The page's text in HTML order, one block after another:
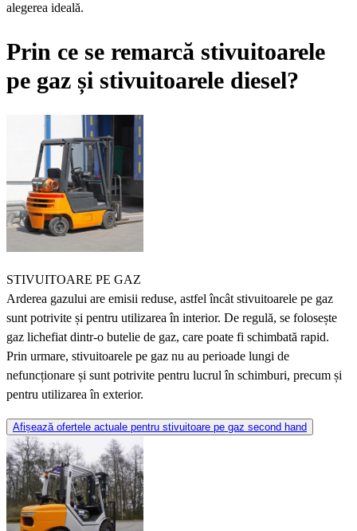
alegerea ideală.
Prin ce se remarcă stivuitoarele
pe gaz și stivuitoarele diesel?
STIVUITOARE PE GAZ
Arderea gazului are emisii reduse, astfel încât stivuitoarele pe gaz
sunt potrivite și pentru utilizarea în interior. De regulă, se folosește
gaz lichefiat dintr-o butelie de gaz, care poate fi schimbată rapid.
Prin urmare, stivuitoarele pe gaz nu au perioade lungi de
nefuncționare și sunt potrivite pentru lucrul în schimburi, precum și
pentru utilizarea în exterior.
Afișează ofertele actuale pentru stivuitoare pe gaz second hand